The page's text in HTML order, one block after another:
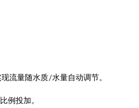
现流量随水质/水量自动调节。
例投加。